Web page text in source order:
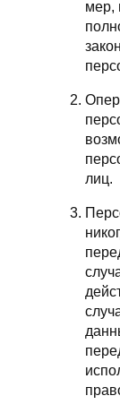
мер,
лиц.